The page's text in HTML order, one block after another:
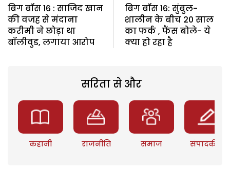
बिग बॉस 16 : साजिद खान
की वजह से मंदाना
करीमी ने छोड़ा था
बॉलीवुड, लगाया आरोप
बिग बॉस 16: सुंबुल-
शालीन के बीच 20 साल
का फर्क , फैंस बोले- ये
क्या हो रहा है
सरिता से और
कहानी राजनीति समाज संपादकीय